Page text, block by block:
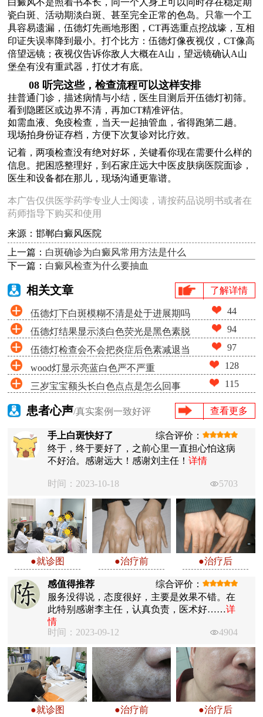
瓷白斑、活动期淡白斑、甚至完全正常的色岛。只靠一个工
具容易遗漏，伍德灯先画地形图，CT再选重点挖战壕，互相
印证失误率降到最小。打个比方：伍德灯像夜视仪，CT像高
倍望远镜；夜视仪告诉你敌人大概在A山，望远镜确认A山
堡垒有没有重武器，打仗才有底。
08 听完这些，检查流程可以这样安排
挂普通门诊，描述病情与小结，医生目测后开伍德灯初筛。
看到隐匿区或边界不清，再加CT精准评估。
如需血液、免疫检查，当天一起抽管血，省得跑第二趟。
现场拍身份证存档，方便下次复诊对比疗效。
记着，两项检查没有绝对好坏，关键看你现在需要什么样的
信息。把困惑整理好，到石家庄远大中医皮肤病医院面诊，
医生和设备都在那儿，现场沟通更靠谱。
本广告仅供医学药学专业人士阅读，请按药品说明书或者在
药师指导下购买和使用
来源：邯郸白癜风医院
上一篇： 白斑确诊为白癜风常用方法是什么
下一篇： 白癜风检查为什么要抽血
相关文章 了解详情
伍德灯下白斑模糊不清是处于进展期吗 44
伍德灯结果显示淡白色荧光是黑色素脱
失很少吗
94
伍德灯检查会不会把炎症后色素减退当
成白癜风
97
wood灯显示亮蓝白色严不严重 128
三岁宝宝额头长白色点点是怎么回事 115
患者心声/真实案例一致好评 查看更多
手上白斑快好了
综合评价：
终于，终于要好了，之前心里一直担心怕这病
不好治。感谢远大！感谢刘主任！详情
时间：2023-10-18 5703
●就诊图 ●治疗前 ●治疗后
感值得推荐
综合评价：
服务没得说，态度很好，主要是效果不错。在
此特别感谢李主任，认真负责，医术好……详
情
时间：2023-09-12
4904
●就诊图 ●治疗前 ●治疗后